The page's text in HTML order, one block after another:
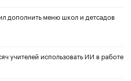
дополнить меню школ и детсадов
учителей использовать ИИ в работе